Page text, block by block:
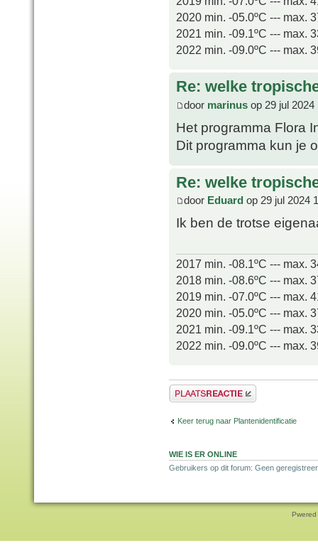
2020 min. -05.0ºC --- max.
2021 min. -09.1ºC --- max.
2022 min. -09.0ºC --- max.
Re: welke
door marinus op 29 jul 2024
Het programma Flora
Dit programma kun je
Re: welke
door Eduard op 29 jul 2024
Ik ben de trotse
2017 min. -08.1ºC --- max.
2018 min. -08.6ºC --- max.
2019 min. -07.0ºC --- max.
2020 min. -05.0ºC --- max.
2021 min. -09.1ºC --- max.
2022 min. -09.0ºC --- max.
Plaats een reactie
Keer terug naar Plantenidentificatie
WIE IS ER ONLINE
Gebruikers op dit forum: Geen